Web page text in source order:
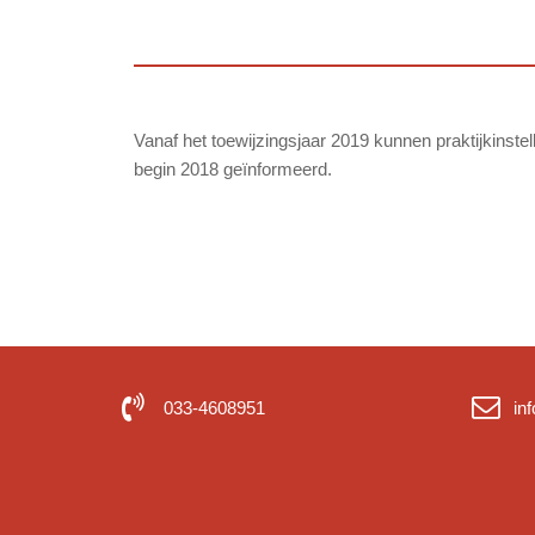
Vanaf het toewijzingsjaar 2019 kunnen
begin 2018 geïnformeerd.
033-4608951